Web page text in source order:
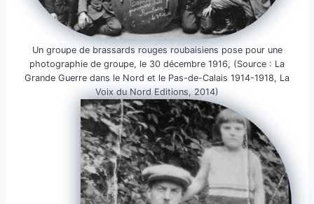
Un groupe de brassards rouges roubaisiens pose pour une
photographie de groupe, le 30 décembre 1916, (Source : La
Grande Guerre dans le Nord et le Pas-de-Calais 1914-1918, La
Voix du Nord Editions, 2014)